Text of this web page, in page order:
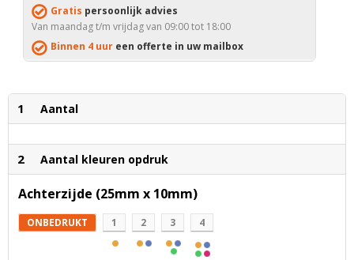
Gratis persoonlijk advies
Van maandag t/m vrijdag van 09:00 tot 18:00
Binnen 4 uur een offerte in uw mailbox
1 Aantal
2 Aantal kleuren opdruk
Achterzijde (25mm x 10mm)
ONBEDRUKT 1 2 3 4